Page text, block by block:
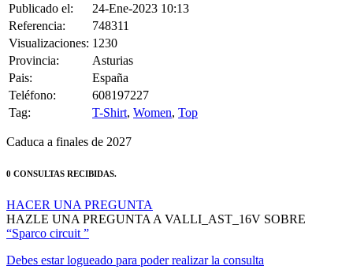
Publicado el:
24-Ene-2023 10:13
Referencia:
748311
Visualizaciones: 1230
Provincia:
Asturias
Pais:
España
Teléfono:
608197227
Tag:
T-Shirt, Women, Top
Caduca a finales de 2027
0 CONSULTAS RECIBIDAS.
HACER UNA PREGUNTA
HAZLE UNA PREGUNTA A VALLI_AST_16V SOBRE
“Sparco circuit ”
Debes estar logueado para poder realizar la consulta